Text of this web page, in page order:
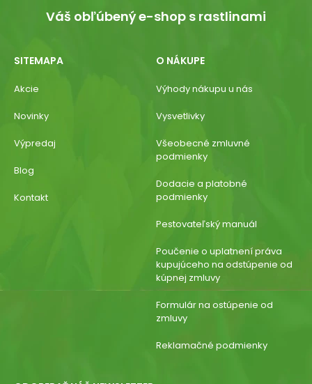
Váš obľúbený e-shop s rastlinami
SITEMAPA
Akcie
Novinky
Výpredaj
Blog
Kontakt
O NÁKUPE
Výhody nákupu u nás
Vysvetlivky
Všeobecné zmluvné
podmienky
Dodacie a platobné
podmienky
Pestovateľský manuál
Poučenie o uplatnení práva
kupujúceho na odstúpenie od
kúpnej zmluvy
Formulár na ostúpenie od
zmluvy
Reklamačné podmienky